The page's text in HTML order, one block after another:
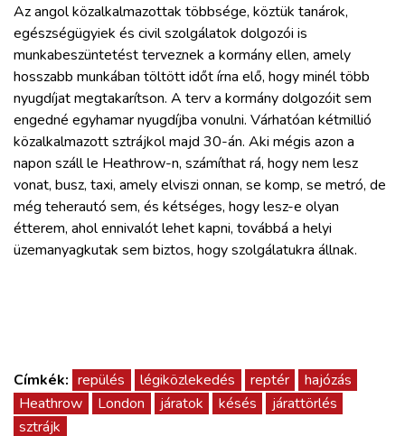
Az angol közalkalmazottak többsége, köztük tanárok,
egészségügyiek és civil szolgálatok dolgozói is
munkabeszüntetést terveznek a kormány ellen, amely
hosszabb munkában töltött időt írna elő, hogy minél több
nyugdíjat megtakarítson. A terv a kormány dolgozóit sem
engedné egyhamar nyugdíjba vonulni. Várhatóan kétmillió
közalkalmazott sztrájkol majd 30-án. Aki mégis azon a
napon száll le Heathrow-n, számíthat rá, hogy nem lesz
vonat, busz, taxi, amely elviszi onnan, se komp, se metró, de
még teherautó sem, és kétséges, hogy lesz-e olyan
étterem, ahol ennivalót lehet kapni, továbbá a helyi
üzemanyagkutak sem biztos, hogy szolgálatukra állnak.
Címkék: repülés légiközlekedés reptér
hajózás
Heathrow
London járatok késés
járattörlés
sztrájk